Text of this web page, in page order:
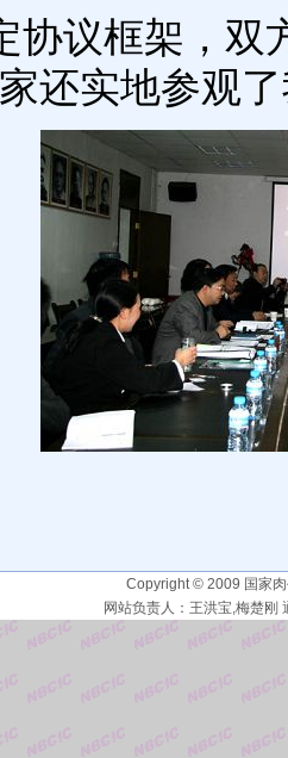
议框架，双
还实地参观
Copyright © 2009 国家
网站负责人：王洪宝,梅楚刚